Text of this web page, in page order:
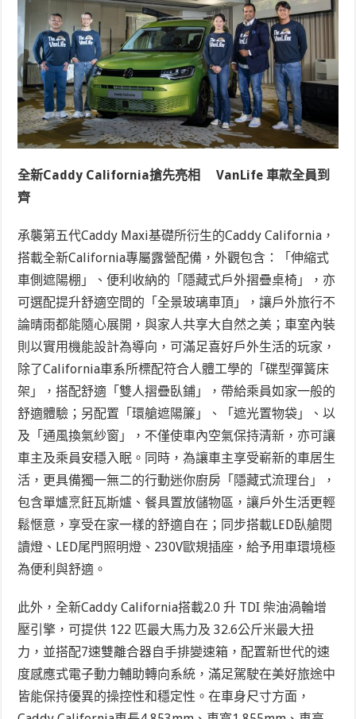
全新Caddy California搶先亮相 VanLife 車款全員到
齊
承襲第五代Caddy Maxi基礎所衍生的Caddy California，
搭載全新California專屬露營配備，外觀包含：「伸縮式
車側遮陽棚」、便利收納的「隱藏式戶外摺疊桌椅」，亦
可選配提升舒適空間的「全景玻璃車頂」，讓戶外旅行不
論晴雨都能隨心展開，與家人共享大自然之美；車室內裝
則以實用機能設計為導向，可滿足喜好戶外生活的玩家，
除了California車系所標配符合人體工學的「碟型彈簧床
架」，搭配舒適「雙人摺疊臥鋪」，帶給乘員如家一般的
舒適體驗；另配置「環艙遮陽簾」、「遮光置物袋」、以
及「通風換氣紗窗」，不僅使車內空氣保持清新，亦可讓
車主及乘員安穩入眠。同時，為讓車主享受嶄新的車居生
活，更具備獨一無二的行動迷你廚房「隱藏式流理台」，
包含單爐烹飪瓦斯爐、餐具置放儲物區，讓戶外生活更輕
鬆愜意，享受在家一樣的舒適自在；同步搭載LED臥艙閱
讀燈、LED尾門照明燈、230V歐規插座，給予用車環境極
為便利與舒適。
此外，全新Caddy California搭載2.0 升 TDI 柴油渦輪增
壓引擎，可提供 122 匹最大馬力及 32.6公斤米最大扭
力，並搭配7速雙離合器自手排變速箱，配置新世代的速
度感應式電子動力輔助轉向系統，滿足駕駛在美好旅途中
皆能保持優異的操控性和穩定性。在車身尺寸方面，